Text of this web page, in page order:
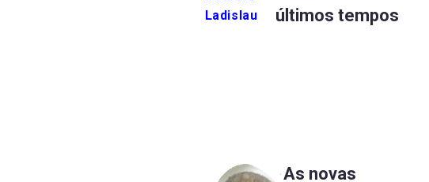
Ladislau
últimos tempos
As novas